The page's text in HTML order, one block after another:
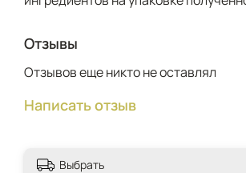
Отзывы
Отзывов еще никто не оставлял
Написать отзыв
Выбрать